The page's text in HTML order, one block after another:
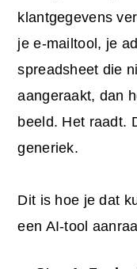
klantgegevens
je e-mailtool, je
spreadsheet die
aangeraakt, dan
beeld. Het raadt.
generiek.
Dit is hoe je dat
een AI-tool